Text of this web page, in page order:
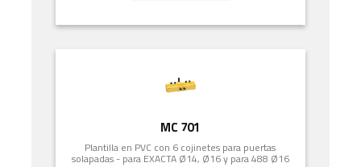
MC 701
Plantilla en PVC con 6 cojinetes para puertas
solapadas - para EXACTA Ø14, Ø16 y para 488 Ø16